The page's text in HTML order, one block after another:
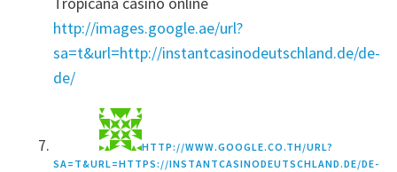
http://images.google.ae/url?
sa=t&url=http://instantcasinodeutschland.de/de-
de/
HTTP://WWW.GOOGLE.CO.TH/URL?
SA=T&URL=HTTPS://INSTANTCASINODEUTSCHLAND.DE/DE-